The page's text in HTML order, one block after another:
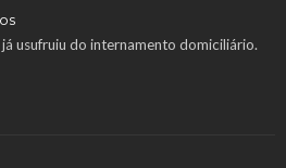
usufruiu do internamento domiciliário.